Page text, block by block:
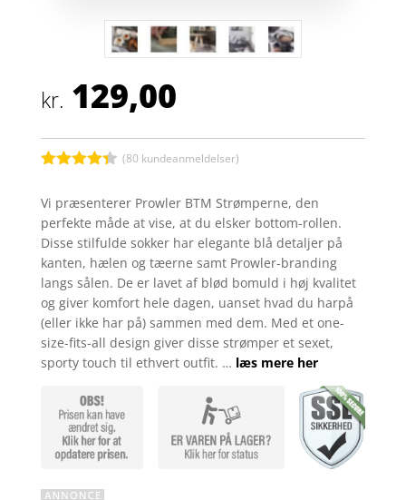
kr. 129,00
ud af 5
baseret
på
kundebedø
mmelser
(80 kundeanmeldelser)
Vi præsenterer Prowler BTM Strømperne, den
perfekte måde at vise, at du elsker bottom-rollen.
Disse stilfulde sokker har elegante blå detaljer på
kanten, hælen og tæerne samt Prowler-branding
langs sålen. De er lavet af blød bomuld i høj kvalitet
og giver komfort hele dagen, uanset hvad du harpå
(eller ikke har på) sammen med dem. Med et one-
size-fits-all design giver disse strømper et sexet,
sporty touch til ethvert outfit. … læs mere her